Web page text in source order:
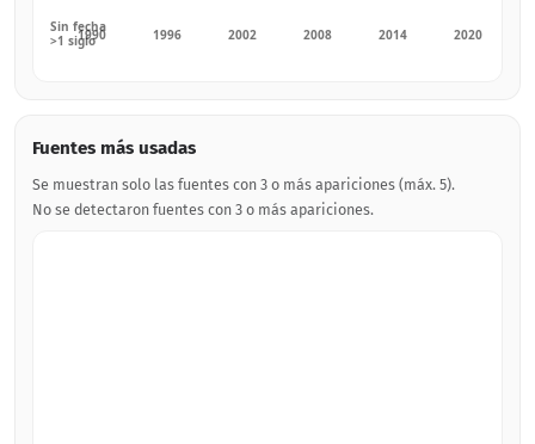
Fuentes más usadas
Se muestran solo las fuentes con 3 o más apariciones (máx. 5).
No se detectaron fuentes con 3 o más apariciones.